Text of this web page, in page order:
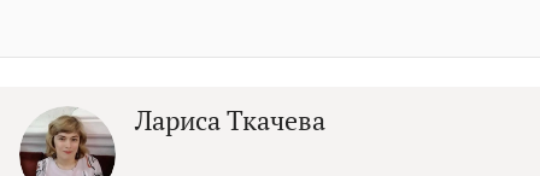
Лариса Ткачева